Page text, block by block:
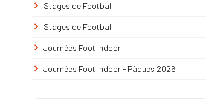
Stages de Football
Stages de Football
Journées Foot Indoor
Journées Foot Indoor - Pâques 2026